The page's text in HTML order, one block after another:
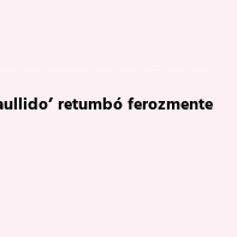
retumbó ferozmente